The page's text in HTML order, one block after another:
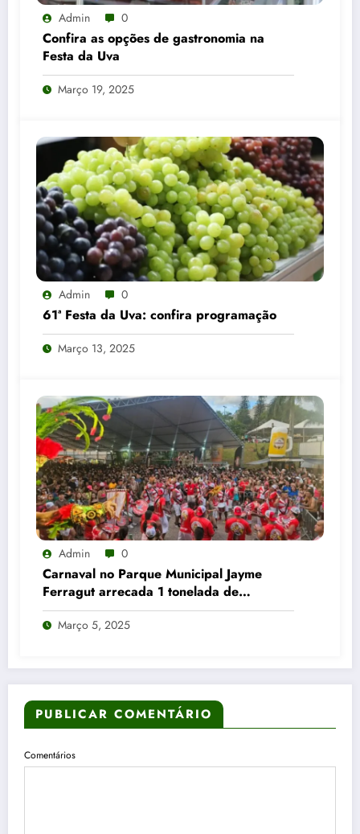
Admin 0
Confira as opções de gastronomia na
Festa da Uva
Março 19, 2025
Admin 0
61ª Festa da Uva: confira programação
Março 13, 2025
Admin 0
Carnaval no Parque Municipal Jayme
Ferragut arrecada 1 tonelada de
alimentos
Março 5, 2025
PUBLICAR COMENTÁRIO
Comentários